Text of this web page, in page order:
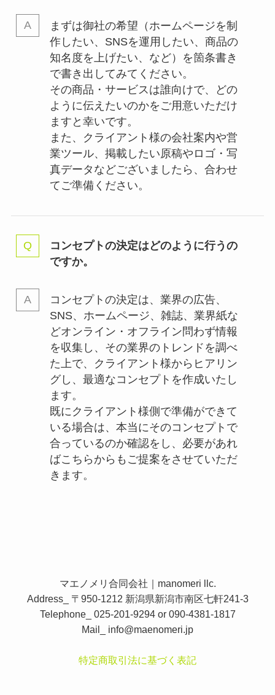
まずは御社の希望（ホームページを制
作したい、SNSを運用したい、商品の
知名度を上げたい、など）を箇条書き
で書き出してみてください。
その商品・サービスは誰向けで、どの
ように伝えたいのかをご用意いただけ
ますと幸いです。
また、クライアント様の会社案内や営
業ツール、掲載したい原稿やロゴ・写
真データなどございましたら、合わせ
てご準備ください。
コンセプトの決定はどのように行うの
ですか。
コンセプトの決定は、業界の広告、
SNS、ホームページ、雑誌、業界紙な
どオンライン・オフライン問わず情報
を収集し、その業界のトレンドを調べ
た上で、クライアント様からヒアリン
グし、最適なコンセプトを作成いたし
ます。
既にクライアント様側で準備ができて
いる場合は、本当にそのコンセプトで
合っているのか確認をし、必要があれ
ばこちらからもご提案をさせていただ
きます。
マエノメリ合同会社｜manomeri llc.
Address_ 〒950-1212 新潟県新潟市南区七軒241-3
Telephone_ 025-201-9294 or 090-4381-1817
Mail_ info@maenomeri.jp
特定商取引法に基づく表記